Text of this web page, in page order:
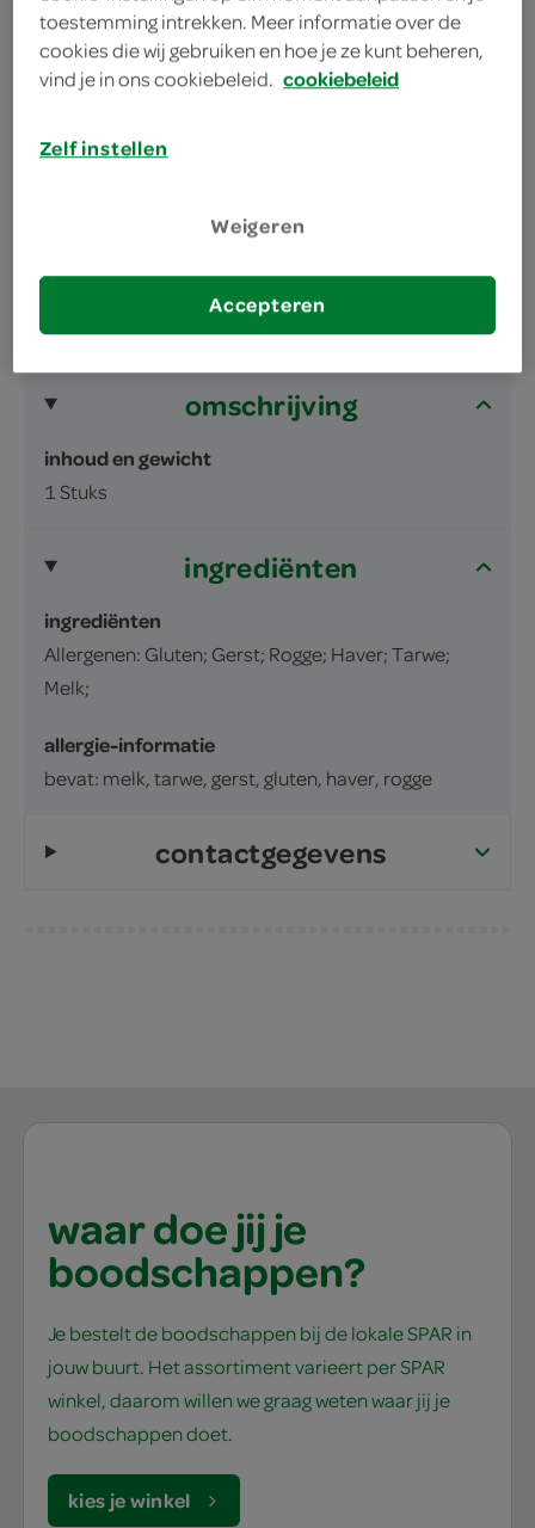
producten, maar worden wél automatisch
verwerkt in de winkelmand.
lekker ruikt, ideaal als snelle Italiaanse hap met een
omschrijving
inhoud en gewicht
1 Stuks
ingrediënten
ingrediënten
Allergenen: Gluten; Gerst; Rogge; Haver; Tarwe;
Melk;
allergie-informatie
bevat: melk, tarwe, gerst, gluten, haver, rogge
contactgegevens
waar doe jij je
boodschappen?
Je bestelt de boodschappen bij de lokale SPAR in
jouw buurt. Het assortiment varieert per SPAR
winkel, daarom willen we graag weten waar jij je
boodschappen doet.
kies je winkel
toestemming intrekken. Meer informatie over de
cookies die wij gebruiken en hoe je ze kunt beheren,
vind je in ons cookiebeleid. cookiebeleid
Zelf instellen
Weigeren
Accepteren